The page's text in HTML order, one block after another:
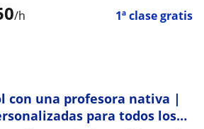
/h 1ª clase gratis
con una profesora nativa |
para todos los